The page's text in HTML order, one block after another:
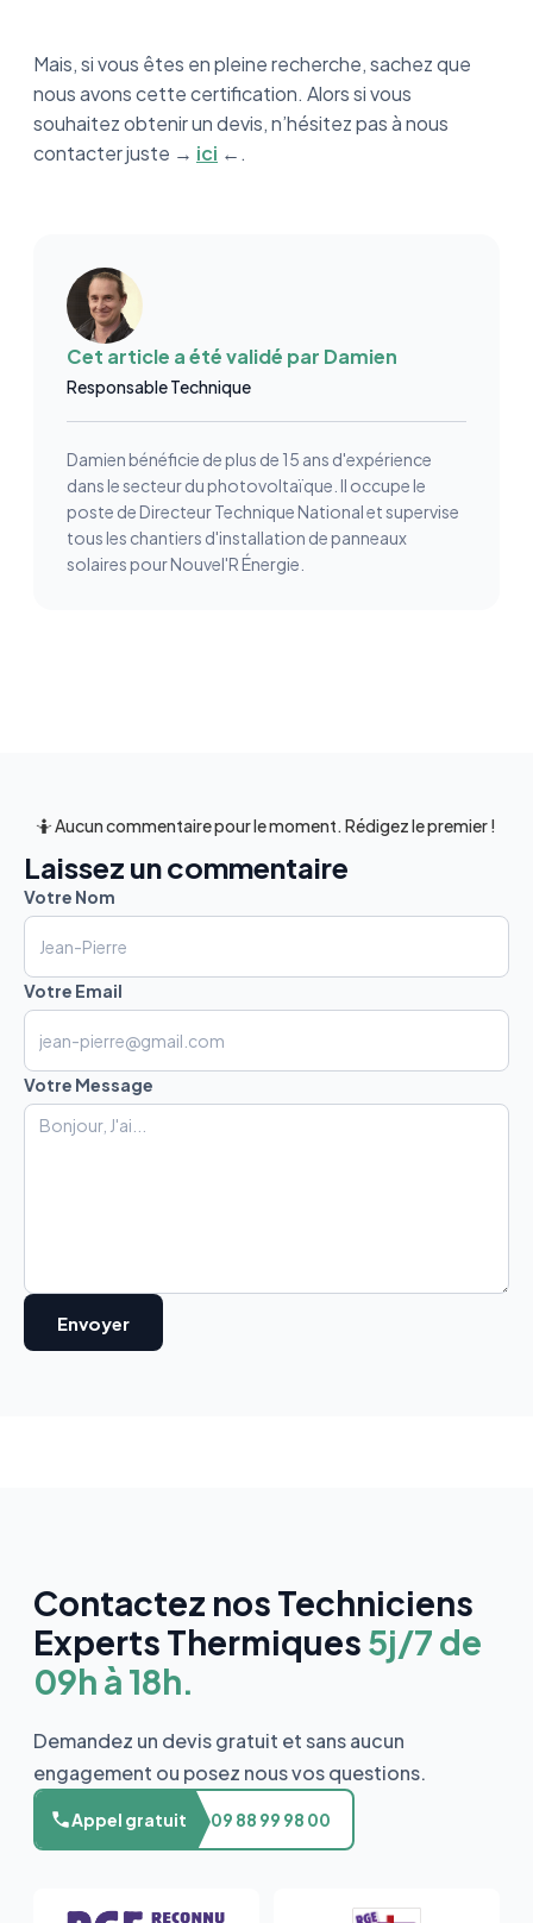
Mais, si vous êtes en pleine recherche, sachez que
nous avons cette certification. Alors si vous
souhaitez obtenir un devis, n’hésitez pas à nous
contacter juste → ici ←.
Cet article a été validé par Damien
Responsable Technique
Damien bénéficie de plus de 15 ans d'expérience
dans le secteur du photovoltaïque. Il occupe le
poste de Directeur Technique National et supervise
tous les chantiers d'installation de panneaux
solaires pour Nouvel'R Énergie.
🤷 Aucun commentaire pour le moment. Rédigez le premier !
Laissez un commentaire
Votre Nom
Votre Email
Votre Message
Contactez nos Techniciens
Experts Thermiques 5j/7 de
09h à 18h.
Demandez un devis gratuit et sans aucun
engagement ou posez nous vos questions.
Appel gratuit 09 88 99 98 00